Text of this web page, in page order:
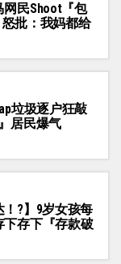
网民Shoot『包
怒批：我妈都给
垃圾逐户狂敲
居民爆气
！?】9岁女孩每
存下『存款破